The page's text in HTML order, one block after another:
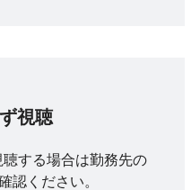
視聴
する場合は勤務先の
認ください。